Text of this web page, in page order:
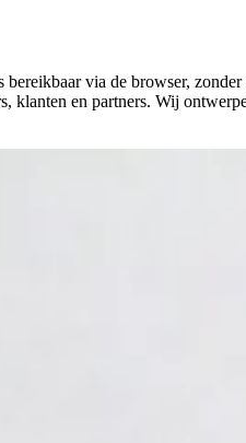
via de browser,
klanten en partners. Wij